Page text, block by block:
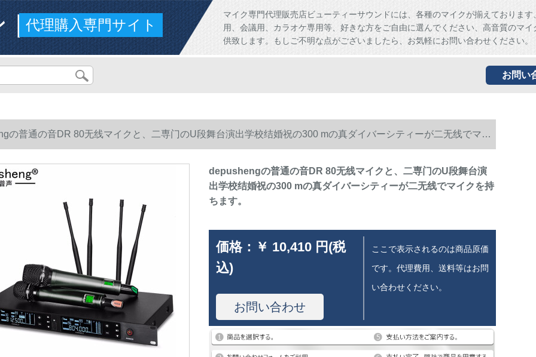
ド代理購入専門サイト
マイク専門代理販売店ビューティーサウンドには、各種のマイクが揃えております
用、会議用、カラオケ専用等、好きな方をご自由に選んでください、高音質のマイ
供致します。もしご不明な点がございましたら、お気軽にお問い合わせください。
お問い
の普通の音DR 80无线マイクと、二専门のU段舞台演出学校结婚祝の300 mの真ダイバーシティーが二无线でマイ
。
depushengの普通の音DR 80无线マイクと、二専门のU段舞台演
出学校结婚祝の300 mの真ダイバーシティーが二无线でマイクを持
ちます。
価格： ￥ 10,410 円(税
込)
お問い合わせ
ここで表示されるのは商品原価
です。代理費用、送料等はお問
い合わせください。